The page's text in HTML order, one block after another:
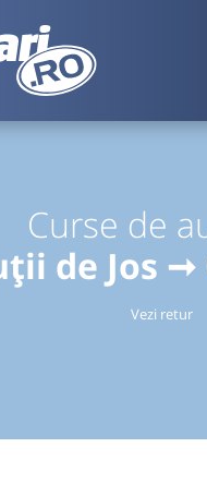
Curse de
de Jos ➞
Vezi retur